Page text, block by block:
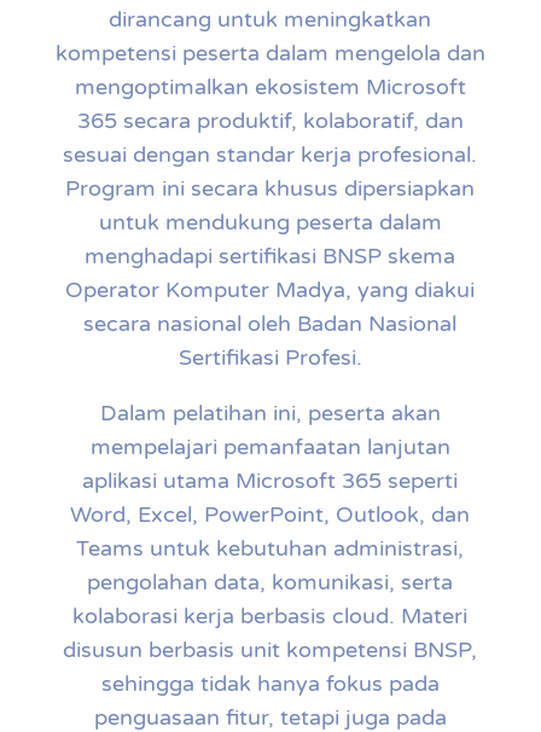
dirancang untuk meningkatkan
kompetensi peserta dalam mengelola dan
mengoptimalkan ekosistem Microsoft
365 secara produktif, kolaboratif, dan
sesuai dengan standar kerja profesional.
Program ini secara khusus dipersiapkan
untuk mendukung peserta dalam
menghadapi sertifikasi BNSP skema
Operator Komputer Madya, yang diakui
secara nasional oleh Badan Nasional
Sertifikasi Profesi.
Dalam pelatihan ini, peserta akan
mempelajari pemanfaatan lanjutan
aplikasi utama Microsoft 365 seperti
Word, Excel, PowerPoint, Outlook, dan
Teams untuk kebutuhan administrasi,
pengolahan data, komunikasi, serta
kolaborasi kerja berbasis cloud. Materi
disusun berbasis unit kompetensi BNSP,
sehingga tidak hanya fokus pada
penguasaan fitur, tetapi juga pada